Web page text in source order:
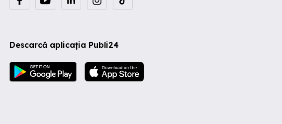
Descarcă aplicația Publi24